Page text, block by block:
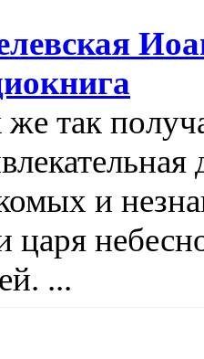
так
и
царя
...